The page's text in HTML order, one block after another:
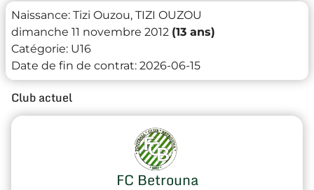
Naissance: Tizi Ouzou, TIZI OUZOU
dimanche 11 novembre 2012 (13 ans)
Catégorie: U16
Date de fin de contrat: 2026-06-15
Club actuel
FC Betrouna